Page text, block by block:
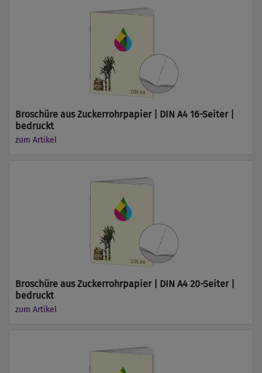
Broschüre aus Zuckerrohrpapier | DIN A4 16-Seiter |
bedruckt
zum Artikel
Broschüre aus Zuckerrohrpapier | DIN A4 20-Seiter |
bedruckt
zum Artikel